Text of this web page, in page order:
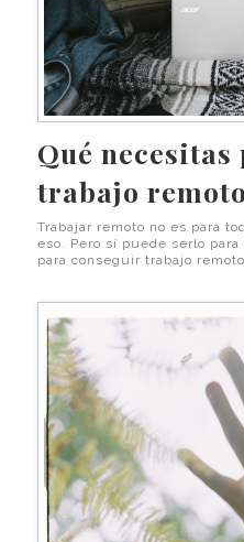
Qué
trabajo remoto
Trabajar remoto no es para
eso. Pero sí puede serlo
para conseguir trabajo